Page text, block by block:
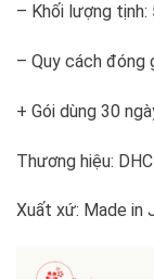
– Khối lượng
– Quy cách đóng
+ Gói dùng 30
Thương hiệu: DHC
Xuất xứ: Made in